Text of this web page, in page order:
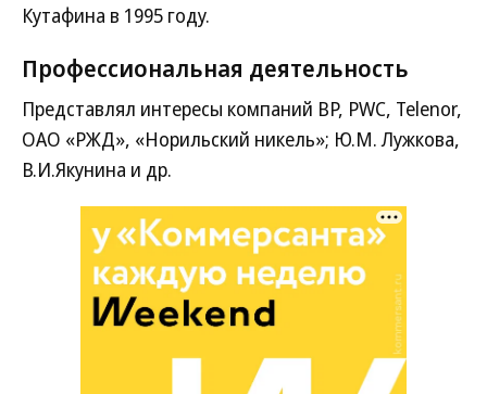
Кутафина в 1995 году.
Профессиональная деятельность
Представлял интересы компаний BP, PWC, Telenor,
ОАО «РЖД», «Норильский никель»; Ю.М. Лужкова,
В.И.Якунина и др.